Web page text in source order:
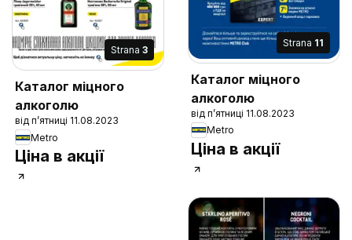
Strana 3
Каталог міцного
алкоголю
від п’ятниці 11.08.2023
Metro
Ціна в акції
Strana 11
Каталог міцного
алкоголю
від п’ятниці 11.08.2023
Metro
Ціна в акції